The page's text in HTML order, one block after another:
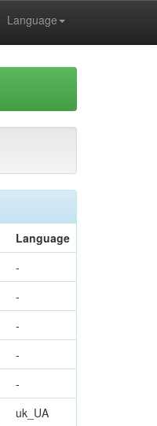
Language
Language
-
-
-
-
-
uk_UA